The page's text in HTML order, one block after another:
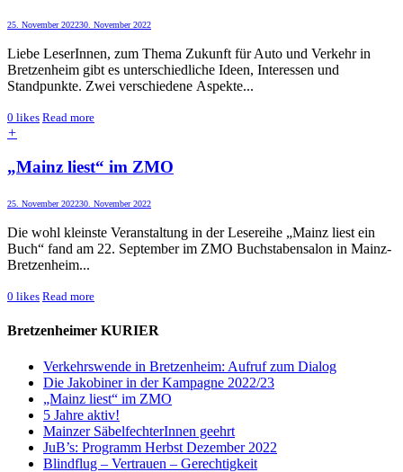
25. November 202230. November 2022
Liebe LeserInnen, zum Thema Zukunft für Auto und Verkehr in
Bretzenheim gibt es unterschiedliche Ideen, Interessen und
Standpunkte. Zwei verschiedene Aspekte...
0 likes Read more
+
„Mainz liest“ im ZMO
25. November 202230. November 2022
Die wohl kleinste Veranstaltung in der Lesereihe „Mainz liest ein
Buch“ fand am 22. September im ZMO Buchstabensalon in Mainz-
Bretzenheim...
0 likes Read more
Bretzenheimer KURIER
Verkehrswende in Bretzenheim: Aufruf zum Dialog
Die Jakobiner in der Kampagne 2022/23
„Mainz liest“ im ZMO
5 Jahre aktiv!
Mainzer SäbelfechterInnen geehrt
JuB’s: Programm Herbst Dezember 2022
Blindflug – Vertrauen – Gerechtigkeit